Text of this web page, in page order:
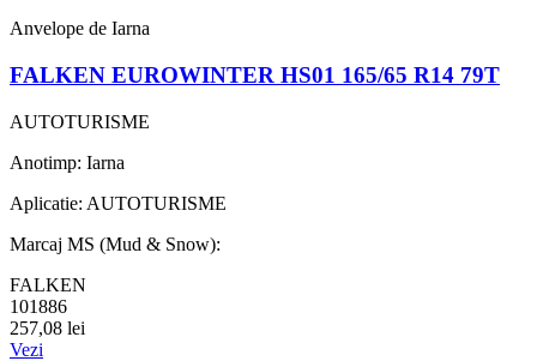
Anvelope de Iarna
FALKEN EUROWINTER HS01 165/65 R14 79T
AUTOTURISME
Anotimp: Iarna
Aplicatie: AUTOTURISME
Marcaj MS (Mud & Snow):
FALKEN
101886
257,08 lei
Vezi